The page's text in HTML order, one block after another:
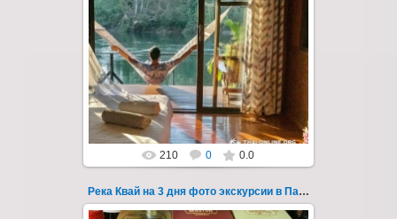
22.03.2023
Тур на три дня из Паттайи на реку Квай,
водопады Эраван, Сайок Ной и Сайок Яй,
затопленный город Сангклабури, деревня...
Thai-Online
210 0 0.0
Река Квай на 3 дня фото экскурсии в Паттайе 43